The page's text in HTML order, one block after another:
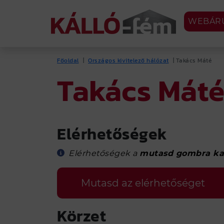
INFORMÁCIÓS
Kerítés
Famintás postaládák
Trapézlemez
Cserepeslemez
Csatorna
Élhajlított elem
Főoldal | Országos kivitelező hálózat | Takács Máté
Takács Máté
Elérhetőségek
Elérhetőségek a mutasd gombra
Mutasd az elérhetőséget
Körzet